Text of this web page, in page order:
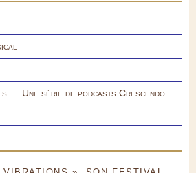
— Une série de podcasts Crescendo